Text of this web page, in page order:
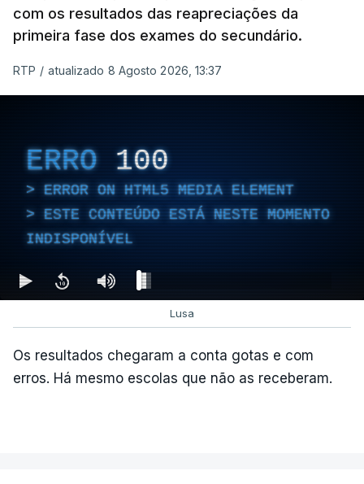
com os resultados das reapreciações da
primeira fase dos exames do secundário.
RTP / atualizado 8 Agosto 2026, 13:37
ERRO 100
ERROR ON HTML5 MEDIA ELEMENT
ESTE CONTEÚDO ESTÁ NESTE MOMENTO
INDISPONÍVEL
Lusa
Os resultados chegaram a conta gotas e com
erros. Há mesmo escolas que não as receberam.